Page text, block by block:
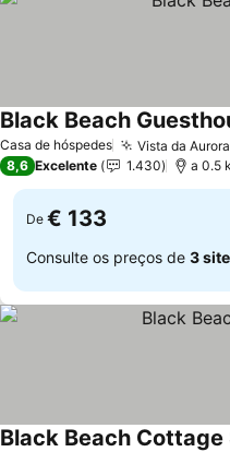
Casa de hóspedes Vista da
Black Beach
8,6 Excelente 1.430 a 0.5
De € 133
Consulte os preços de 3
Black Beach Cottage